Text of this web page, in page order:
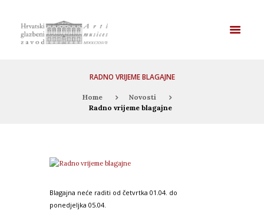
RADNO VRIJEME BLAGAJNE
Home
Novosti
Radno vrijeme blagajne
Blagajna neće raditi od četvrtka 01.04. do
ponedjeljka 05.04.